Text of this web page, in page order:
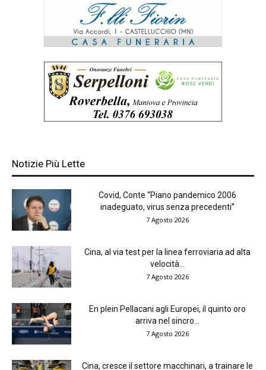
Notizie Più Lette
Covid, Conte “Piano pandemico 2006
inadeguato, virus senza precedenti”
7 Agosto 2026
Cina, al via test per la linea ferroviaria ad alta
velocità...
7 Agosto 2026
En plein Pellacani agli Europei, il quinto oro
arriva nel sincro...
7 Agosto 2026
Cina, cresce il settore macchinari, a trainare le